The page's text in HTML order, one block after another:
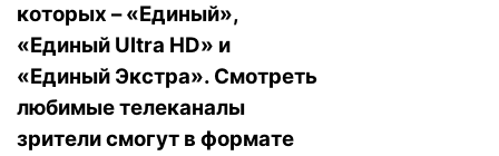
которых – «Единый»,
«Единый Ultra HD» и
«Единый Экстра». Смотреть
любимые телеканалы
зрители смогут в формате